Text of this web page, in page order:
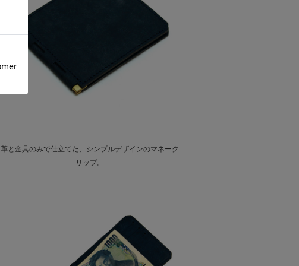
革と金具のみで仕立てた、シンプルデザインのマネーク
リップ。